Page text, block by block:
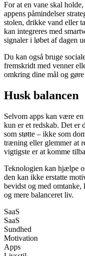
For at en vane skal
appens påmindelser
stolen, drikke vand eller
kan integreres med
signaler i løbet af dagen
Du kan også bruge
fremskridt med venner
omkring dine mål og
Husk balancen
Selvom apps kan være
kun er et redskab. Det er
som støtte – ikke som
træning eller glemmer at
vigtigste er at komme
Teknologien kan hjælpe
den kan ikke erstatte
bevidst og med
og mere balanceret liv.
SaaS
SaaS
Sundhed
Motivation
Apps